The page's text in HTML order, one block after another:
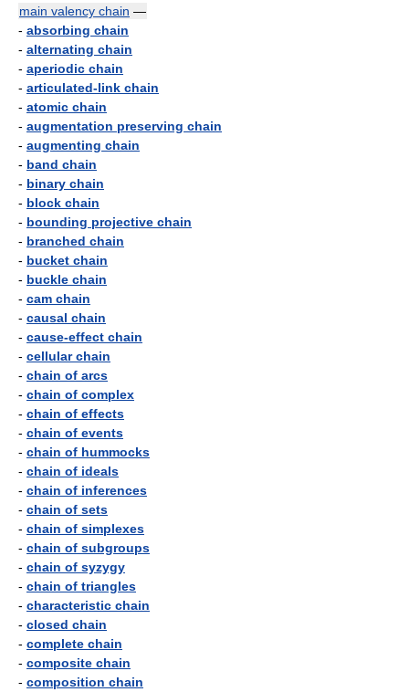
main valency chain —
- absorbing chain
- alternating chain
- aperiodic chain
- articulated-link chain
- atomic chain
- augmentation preserving chain
- augmenting chain
- band chain
- binary chain
- block chain
- bounding projective chain
- branched chain
- bucket chain
- buckle chain
- cam chain
- causal chain
- cause-effect chain
- cellular chain
- chain of arcs
- chain of complex
- chain of effects
- chain of events
- chain of hummocks
- chain of ideals
- chain of inferences
- chain of sets
- chain of simplexes
- chain of subgroups
- chain of syzygy
- chain of triangles
- characteristic chain
- closed chain
- complete chain
- composite chain
- composition chain